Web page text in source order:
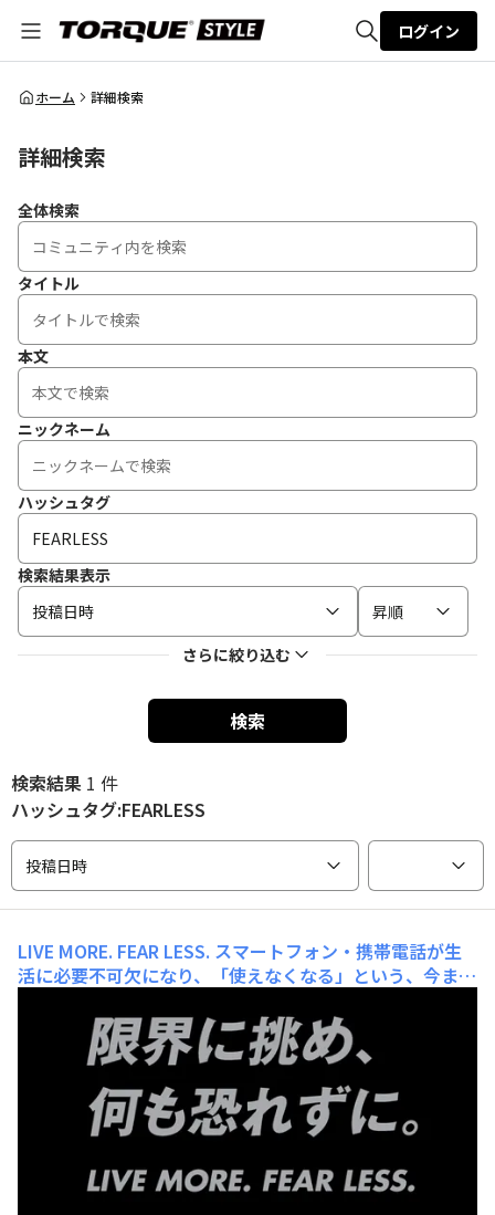
全体検索
ログイン
ホーム 詳細検索
詳細検索
全体検索
タイトル
本文
ニックネーム
ハッシュタグ
検索結果表示
投稿日時
昇順
さらに絞り込む
検索
検索結果 1 件
ハッシュタグ:FEARLESS
投稿日時
LIVE MORE. FEAR LESS. スマートフォン・携帯電話が生
活に必要不可欠になり、「使えなくなる」という、今まで
れる、壊れる、濡れてショートする、寒くて暑くて動かな
い… LIVE MORE. FEAR LESS. 限界に挑め、何も恐れず
に。 「TORQUE（ト